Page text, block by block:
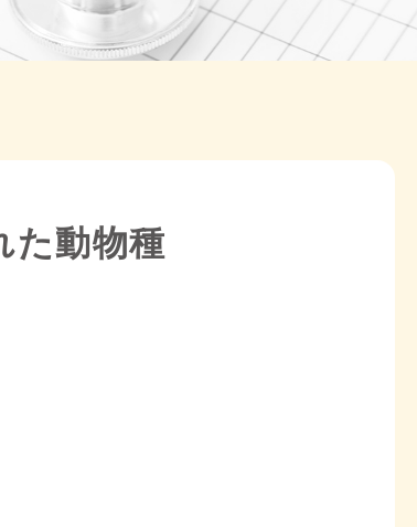
た動物種